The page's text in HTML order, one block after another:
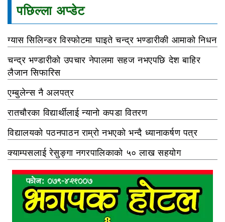
पछिल्ला अप्डेट
ग्यास सिलिन्डर विस्फोटमा घाइते चन्द्र भण्डारीकी आमाको निधन
चन्द्र भण्डारीको उपचार नेपालमा सहज नभएपछि देश बाहिर
लैजान सिफारिस
एम्बुलेन्स नै अलपत्र
रातचौरका विद्यार्थीलाई न्यानो कपडा वितरण
विद्यालयको पठनपाठन राम्रो नभएको भन्दै ध्यानाकर्षण पत्र
क्याम्पसलाई रेसुङ्गा नगरपालिकाको ५० लाख सहयोग